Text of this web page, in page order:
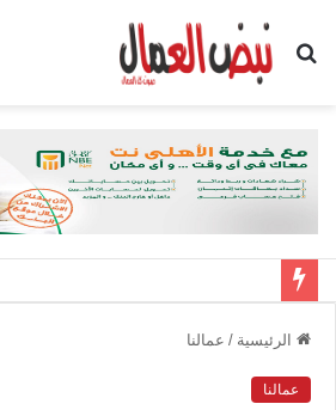
بحث
الرئيسية / عمالنا
عمالنا